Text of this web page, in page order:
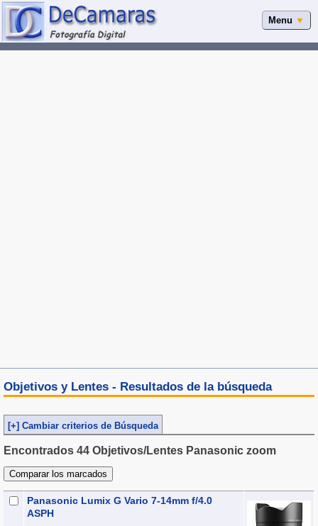
Menu ▼
Objetivos y Lentes - Resultados de la búsqueda
[+] Cambiar criterios de Búsqueda
Encontrados 44 Objetivos/Lentes Panasonic zoom
Panasonic Lumix G Vario 7-14mm f/4.0
ASPH